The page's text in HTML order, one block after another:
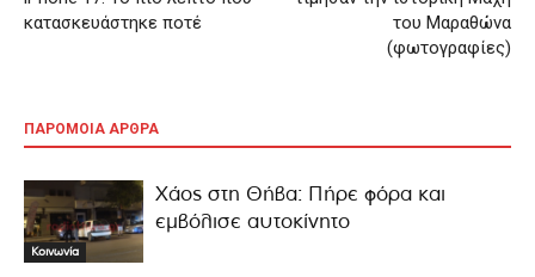
κατασκευάστηκε ποτέ
του Μαραθώνα
(φωτογραφίες)
ΠΑΡΟΜΟΙΑ ΑΡΘΡΑ
Κοινωνία
Χάος στη Θήβα: Πήρε φόρα και
εμβόλισε αυτοκίνητο